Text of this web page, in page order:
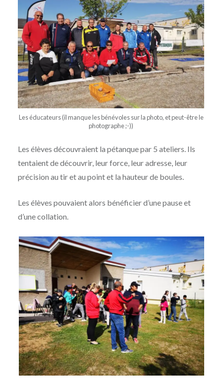
Les éducateurs (il manque les bénévoles sur la photo, et peut-être le
photographe ;-))
Les élèves découvraient la pétanque par 5 ateliers. Ils
tentaient de découvrir, leur force, leur adresse, leur
précision au tir et au point et la hauteur de boules.
Les élèves pouvaient alors bénéficier d’une pause et
d’une collation.